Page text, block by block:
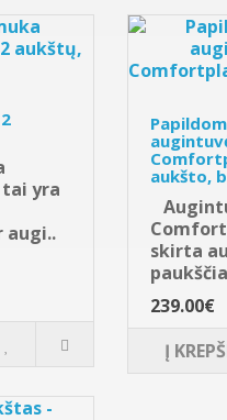
yra
augi..
aukšto,
skirta
239.00€
Į